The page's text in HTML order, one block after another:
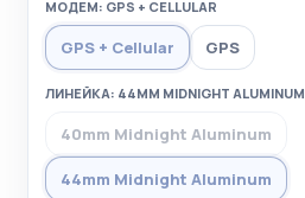
МОДЕМ: GPS + CELLULAR
GPS + Cellular GPS
ЛИНЕЙКА: 44MM MIDNIGHT ALUMINUM
40mm Midnight Aluminum
44mm Midnight Aluminum